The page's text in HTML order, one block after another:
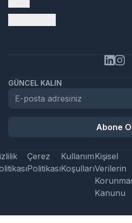
GÜNCEL KALIN
Abone
Çerez
Politikası
Kullanım
Koşulları
Kişisel
Verilerin
Kanunu